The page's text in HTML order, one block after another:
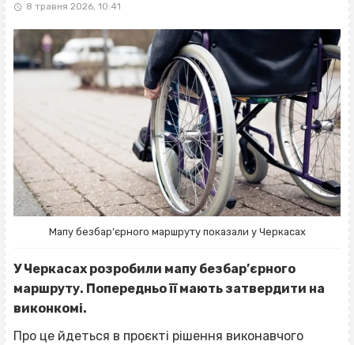
8 травня 2026, 10:41
Мапу безбар’єрного маршруту показали у Черкасах
У Черкасах розробили мапу безбар’єрного
маршруту. Попередньо її мають затвердити на
виконкомі.
Про це йдеться в проєкті рішення виконавчого